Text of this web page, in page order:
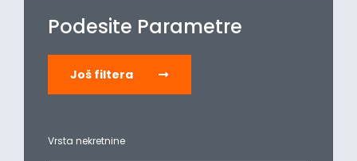
Podesite Parametre
Još filtera
Vrsta nekretnine